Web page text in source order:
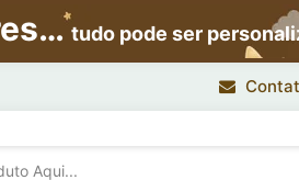
tudo pode ser